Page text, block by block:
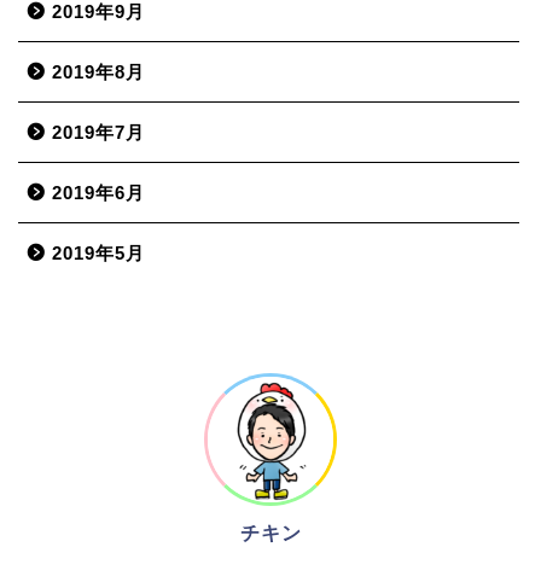
2019年9月
2019年8月
2019年7月
2019年6月
2019年5月
チキン